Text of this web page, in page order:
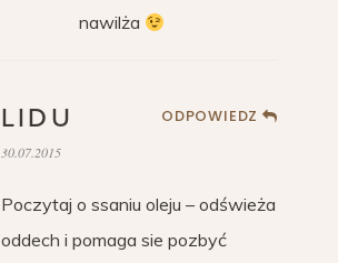
nawilża
LIDU ODPOWIEDZ
30.07.2015
Poczytaj o ssaniu oleju – odświeża
oddech i pomaga sie pozbyć